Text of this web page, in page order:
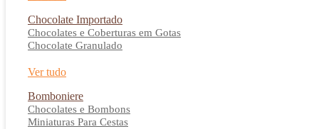
Chocolate Importado
Chocolates e Coberturas em Gotas
Chocolate Granulado
Ver tudo
Bomboniere
Chocolates e Bombons
Miniaturas Para Cestas